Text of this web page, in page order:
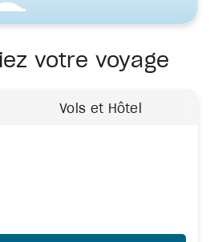
votre voyage
Vols et Hôtel